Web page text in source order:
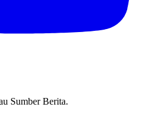
Sumber Berita.